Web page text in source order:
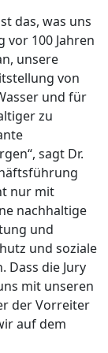
das, was uns
vor 100 Jahren
unsere
von
und für
zu
sagt Dr.
nur mit
nachhaltige
und
und soziale
Dass die Jury
mit unseren
der Vorreiter
auf dem